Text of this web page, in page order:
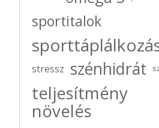
sportitalok
stressz szénhidrát
teljesítmény
növelés